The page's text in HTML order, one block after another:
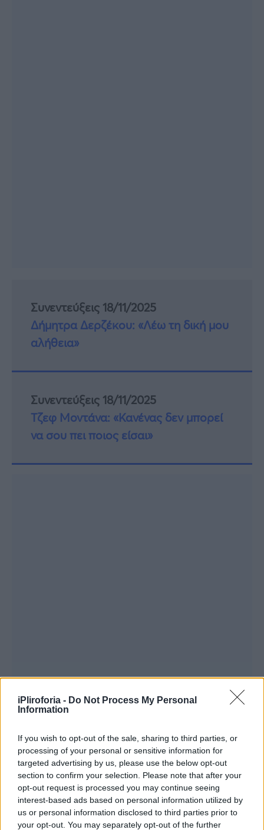
iPliroforia - Do Not Process My Personal
Information
If you wish to opt-out of the sale, sharing to third parties, or
processing of your personal or sensitive information for
targeted advertising by us, please use the below opt-out
section to confirm your selection. Please note that after your
opt-out request is processed you may continue seeing
interest-based ads based on personal information utilized by
us or personal information disclosed to third parties prior to
your opt-out. You may separately opt-out of the further
Συνεντεύξεις 18/11/2025
Δήμητρα Δερζέκου: «Λέω τη δική μου
αλήθεια»
Συνεντεύξεις 18/11/2025
Τζεφ Μοντάνα: «Κανένας δεν μπορεί
να σου πει ποιος είσαι»